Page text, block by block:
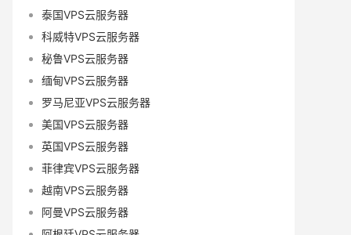
泰国VPS云服务器
科威特VPS云服务器
秘鲁VPS云服务器
缅甸VPS云服务器
罗马尼亚VPS云服务器
美国VPS云服务器
英国VPS云服务器
菲律宾VPS云服务器
越南VPS云服务器
阿曼VPS云服务器